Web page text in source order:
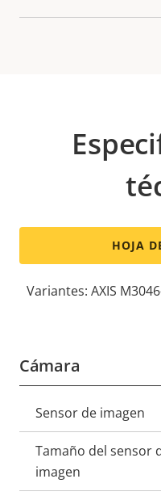
HOJA
Variantes: AXIS
Cámara
Descripción
de
propiedad
Sensor de imagen
Tamaño del sensor
imagen